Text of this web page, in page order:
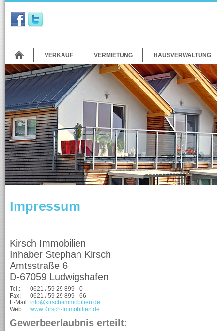
VERKAUF VERMIETUNG HAUSVERWALTUNG
Impressum
Kirsch Immobilien
Inhaber Stephan Kirsch
Amtsstraße 6
D-67059 Ludwigshafen
Tel.:
0621 / 59 29 899 - 0
Fax:
0621 / 59 29 899 - 66
E-Mail: info@kirsch-immobilien.de
Web:
www.Kirsch-Immobilien.de
Gewerbeerlaubnis erteilt: